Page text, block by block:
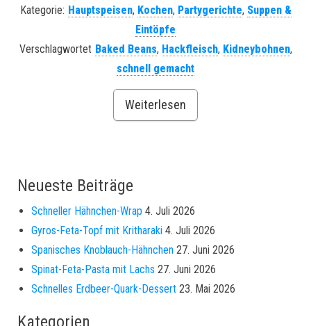
Kategorie: Hauptspeisen, Kochen, Partygerichte, Suppen &
Eintöpfe
Verschlagwortet Baked Beans, Hackfleisch, Kidneybohnen,
schnell gemacht
Weiterlesen
Neueste Beiträge
Schneller Hähnchen-Wrap 4. Juli 2026
Gyros-Feta-Topf mit Kritharaki 4. Juli 2026
Spanisches Knoblauch-Hähnchen 27. Juni 2026
Spinat-Feta-Pasta mit Lachs 27. Juni 2026
Schnelles Erdbeer-Quark-Dessert 23. Mai 2026
Kategorien